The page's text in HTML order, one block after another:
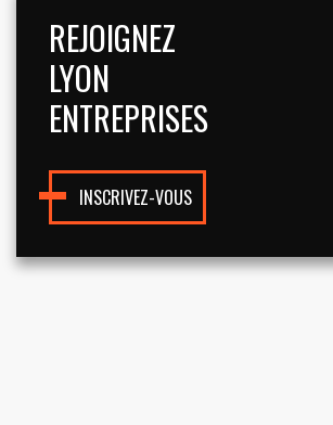
REJOIGNEZ
LYON
ENTREPRISES
INSCRIVEZ-VOUS